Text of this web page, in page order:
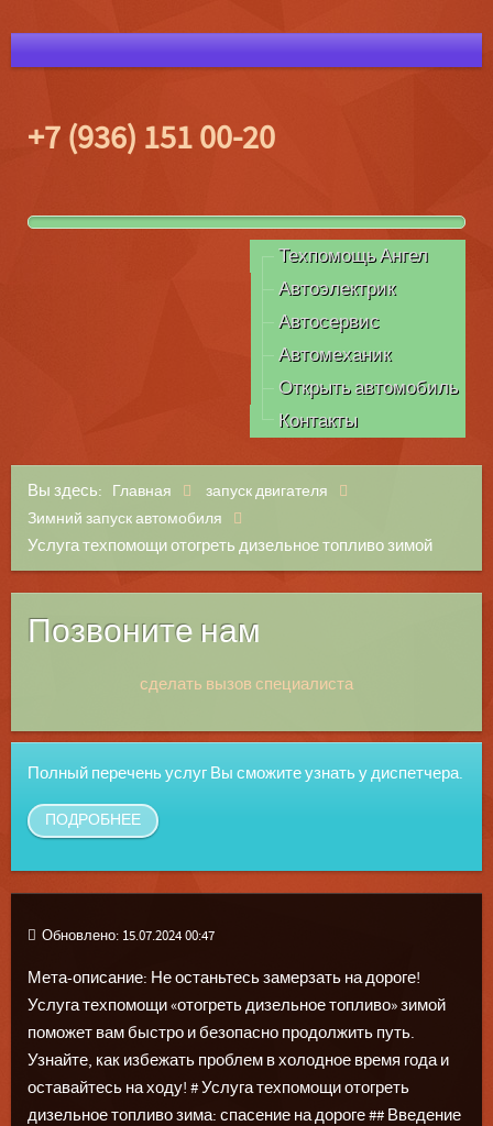
+7 (936) 151 00-20
Техпомощь Ангел
Автоэлектрик
Автосервис
Автомеханик
Открыть автомобиль
Контакты
Вы здесь: Главная
запуск двигателя
Зимний запуск автомобиля
Услуга техпомощи отогреть дизельное топливо зимой
Позвоните нам
сделать вызов специалиста
Полный перечень услуг Вы сможите узнать у диспетчера.
ПОДРОБНЕЕ
Обновлено: 15.07.2024 00:47
Мета-описание: Не останьтесь замерзать на дороге!
Услуга техпомощи «отогреть дизельное топливо» зимой
поможет вам быстро и безопасно продолжить путь.
Узнайте, как избежать проблем в холодное время года и
оставайтесь на ходу! # Услуга техпомощи отогреть
дизельное топливо зима: спасение на дороге ## Введение